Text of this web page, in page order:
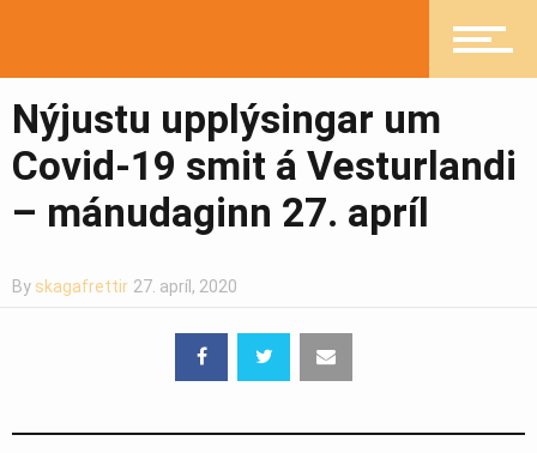
Greinasafn
Nýjustu upplýsingar um
Covid-19 smit á Vesturlandi
– mánudaginn 27. apríl
By skagafrettir 27. apríl, 2020